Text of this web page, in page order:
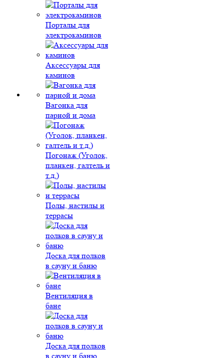
Порталы для
электрокаминов
Аксессуары для
каминов
Вагонка для
парной и дома
Погонаж (Уголок,
планкен, галтель и
т.д.)
Полы, настилы и
террасы
Доска для полков
в сауну и баню
Вентиляция в
бане
Доска для полков
в сауну и баню